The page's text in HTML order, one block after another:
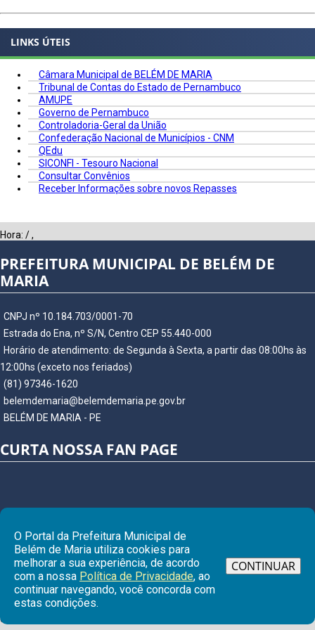
LINKS ÚTEIS
Câmara Municipal de BELÉM DE MARIA
Tribunal de Contas do Estado de Pernambuco
AMUPE
Governo de Pernambuco
Controladoria-Geral da União
Confederação Nacional de Municípios - CNM
QEdu
SICONFI - Tesouro Nacional
Consultar Convênios
Receber Informações sobre novos Repasses
Hora: /,
PREFEITURA MUNICIPAL DE BELÉM DE
MARIA
CNPJ nº 10.184.703/0001-70
Estrada do Ena, nº S/N, Centro CEP 55.440-000
Horário de atendimento: de Segunda à Sexta, a partir das 08:00hs às
12:00hs (exceto nos feriados)
(81) 97346-1620
belemdemaria@belemdemaria.pe.gov.br
BELÉM DE MARIA - PE
CURTA NOSSA FAN PAGE
© Copyright 2026 Prefeitura Municipal de BELÉM DE MARIA | Todos os
direitos reservados
O Portal da Prefeitura Municipal de
Belém de Maria utiliza cookies para
melhorar a sua experiência, de acordo
com a nossa Política de Privacidade, ao
continuar navegando, você concorda com
estas condições.
CONTINUAR